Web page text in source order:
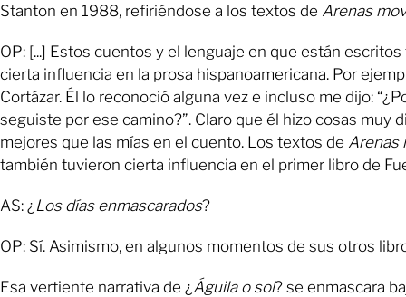
Stanton en 1988, refiriéndose a los textos de Arenas
OP: [...] Estos cuentos y el lenguaje en que están
cierta influencia en la prosa hispanoamericana. Por
Cortázar. Él lo reconoció alguna vez e incluso me dijo:
seguiste por ese camino?”. Claro que él hizo cosas muy
mejores que las mías en el cuento. Los textos de Arenas
también tuvieron cierta influencia en el primer libro de
AS: ¿ Los días enmascarados?
OP: Sí. Asimismo, en algunos momentos de sus otros
Esa vertiente narrativa de ¿ Águila o sol? se enmascara